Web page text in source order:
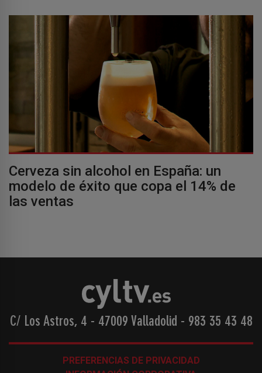
Cerveza sin alcohol en España: un
modelo de éxito que copa el 14% de
las ventas
C/ Los Astros, 4 - 47009 Valladolid - 983 35 43 48
PREFERENCIAS DE PRIVACIDAD